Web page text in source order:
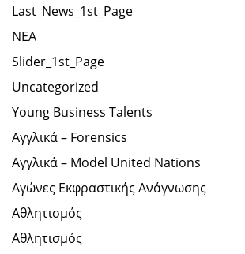
Last_News_1st_Page
NEA
Slider_1st_Page
Uncategorized
Young Business Talents
Αγγλικά – Forensics
Αγγλικά – Model United Nations
Αγώνες Εκφραστικής Ανάγνωσης
Αθλητισμός
Αθλητισμός